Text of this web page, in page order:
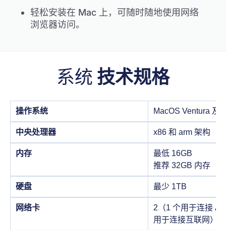
轻松安装在 Mac 上，可随时随地使用网络
浏览器访问。
系统 技术规格
操作系统 MacOS Ventura 及
中央处理器 x86 和 arm 架构
内存
最低 16GB
推荐 32GB 内存
硬盘 最少 1TB
网络卡
2（1 个用于连接
用于连接互联网）